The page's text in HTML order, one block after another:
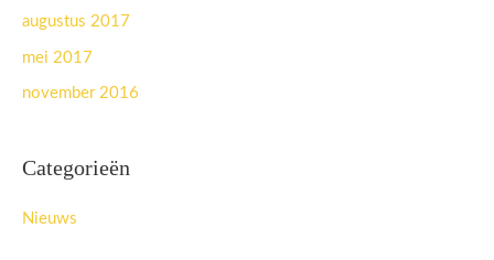
augustus 2017
mei 2017
november 2016
Categorieën
Nieuws